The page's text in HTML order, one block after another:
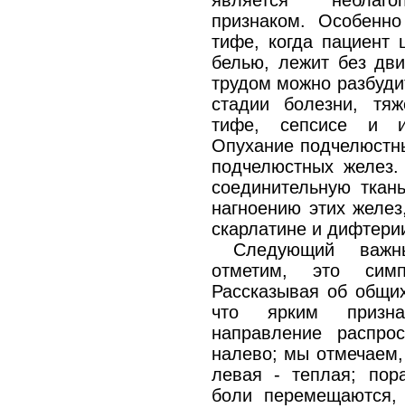
признаком.
тифе, когда пациент
белью, лежит без
трудом можно
стадии болезни,
тифе, сепсисе и
Опухание
подчелюстных желез.
соединительную
нагноению этих
скарлатине и
Следующий
отметим, это
Рассказывая об
что ярким
направление
налево; мы
левая - теплая;
боли